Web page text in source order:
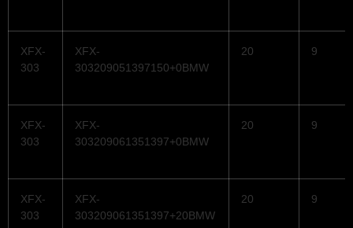
XFX-
303
XFX-
303209051397150+0BMW
20 9
XFX-
303
XFX-
303209061351397+0BMW
20 9
XFX-
303
XFX-
303209061351397+20BMW
20 9